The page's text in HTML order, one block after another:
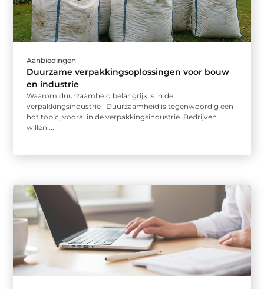
Aanbiedingen
Duurzame verpakkingsoplossingen voor bouw
en industrie
Waarom duurzaamheid belangrijk is in de
verpakkingsindustrie Duurzaamheid is tegenwoordig een
hot topic, vooral in de verpakkingsindustrie. Bedrijven
willen ...